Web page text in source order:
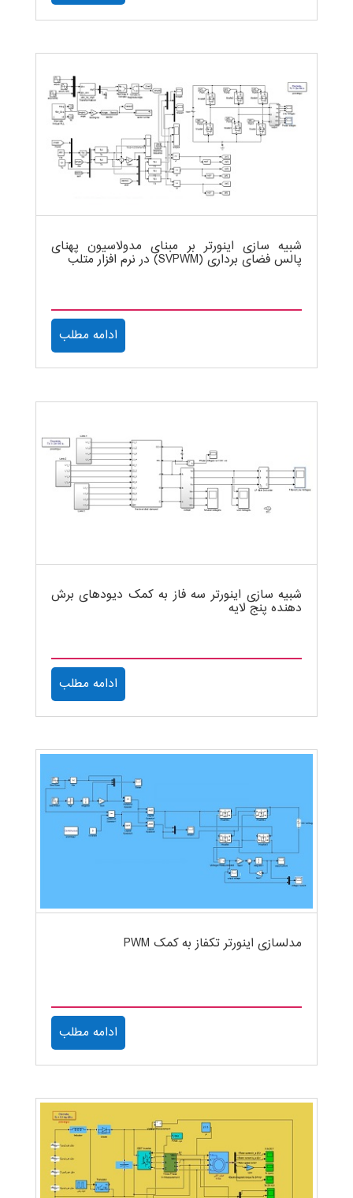
شبیه سازی اینورتر بر مبنای مدولاسیون پهنای
پالس فضای برداری (SVPWM) در نرم افزار متلب
ادامه مطلب
شبیه سازی اینورتر سه فاز به کمک دیودهای برش
دهنده پنج لایه
ادامه مطلب
مدلسازی اینورتر تکفاز به کمک PWM
ادامه مطلب